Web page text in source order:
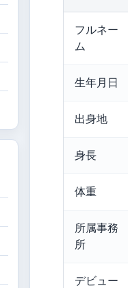
フルネー
ム
生年月日
出身地
身長
体重
所属事務
所
デビュー